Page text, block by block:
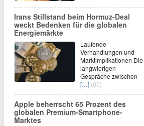
Irans Stillstand beim Hormuz-Deal
weckt Bedenken für die globalen
Energiemärkte
Laufende
Verhandlungen und
Marktimplikationen Die
langwierigen
Gespräche zwischen
[…] (00)
Apple beherrscht 65 Prozent des
globalen Premium-Smartphone-
Marktes